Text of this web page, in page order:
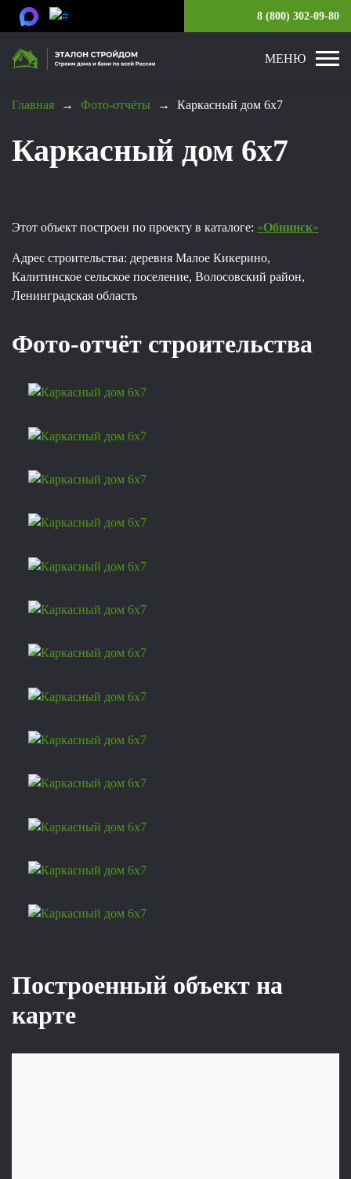
8 (800) 302-09-80
МЕНЮ
Главная → Фото-отчёты → Каркасный дом 6x7
Каркасный дом 6x7
Этот объект построен по проекту в каталоге: «Обнинск»
Адрес строительства: деревня Малое Кикерино,
Калитинское сельское поселение, Волосовский район,
Ленинградская область
Фото-отчёт строительства
Построенный объект на
карте